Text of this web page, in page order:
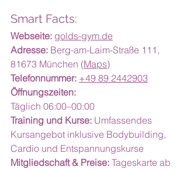
Smart Facts:
Webseite: golds-gym.de
Adresse: Berg-am-Laim-Straße 111,
81673 München (Maps)
Telefonnummer: +49 89 2442903
Öffnungszeiten:
Täglich 06:00–00:00
Training und Kurse: Umfassendes
Kursangebot inklusive Bodybuilding,
Cardio und Entspannungskurse
Mitgliedschaft & Preise: Tageskarte ab